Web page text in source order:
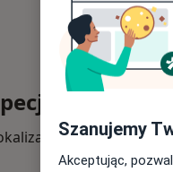
lub wypróbuj
Szanujemy
Akceptując,